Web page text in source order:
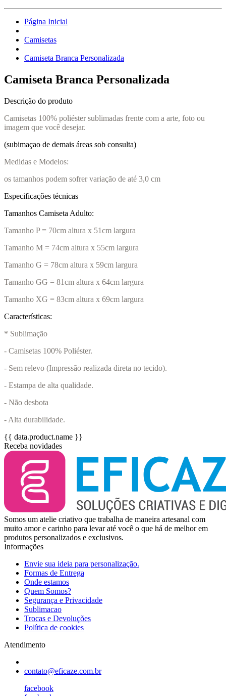
Página Inicial
Camisetas
Camiseta Branca Personalizada
Camiseta Branca Personalizada
Descrição do produto
Camisetas 100% poliéster sublimadas frente com a arte, foto ou
imagem que você desejar.
(subimaçao de demais áreas sob consulta)
Medidas e Modelos:
os tamanhos podem sofrer variação de até 3,0 cm
Especificações técnicas
Tamanhos Camiseta Adulto:
Tamanho P = 70cm altura x 51cm largura
Tamanho M = 74cm altura x 55cm largura
Tamanho G = 78cm altura x 59cm largura
Tamanho GG = 81cm altura x 64cm largura
Tamanho XG = 83cm altura x 69cm largura
Características:
* Sublimação
- Camisetas 100% Poliéster.
- Sem relevo (Impressão realizada direta no tecido).
- Estampa de alta qualidade.
- Não desbota
- Alta durabilidade.
{{ data.product.name }}
Receba novidades
Somos um atelie criativo que trabalha de maneira artesanal com
muito amor e carinho para levar até você o que há de melhor em
produtos personalizados e exclusivos.
Informações
Envie sua ideia para personalização.
Formas de Entrega
Onde estamos
Quem Somos?
Segurança e Privacidade
Sublimacao
Trocas e Devoluções
Política de cookies
Atendimento
contato@eficaze.com.br
facebook